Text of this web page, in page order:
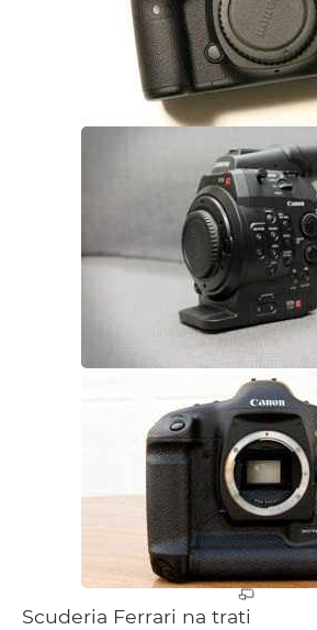
Scuderia Ferrari na trati